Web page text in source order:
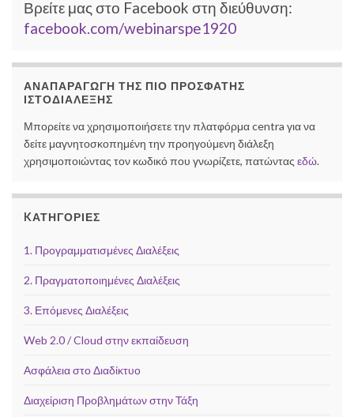
Βρείτε μας στο Facebook στη διεύθυνση:
facebook.com/webinarspe1920
ΑΝΑΠΑΡΑΓΩΓΉ ΤΗΣ ΠΙΟ ΠΡΌΣΦΑΤΗΣ
ΙΣΤΟΔΙΆΛΕΞΗΣ
Μπορείτε να χρησιμοποιήσετε την πλατφόρμα centra για να
δείτε μαγνητοσκοπημένη την προηγούμενη διάλεξη
χρησιμοποιώντας τον κωδικό που γνωρίζετε, πατώντας εδώ.
KΑΤΗΓΟΡΊΕΣ
1. Προγραμματισμένες Διαλέξεις
2. Πραγματοποιημένες Διαλέξεις
3. Επόμενες Διαλέξεις
Web 2.0 / Cloud στην εκπαίδευση
Ασφάλεια στο Διαδίκτυο
Διαχείριση Προβλημάτων στην Τάξη